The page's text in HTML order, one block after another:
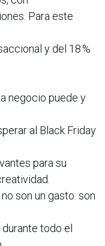
Para este
y del 18 %
negocio puede y
al Black Friday
para su
son un gasto: son
todo el